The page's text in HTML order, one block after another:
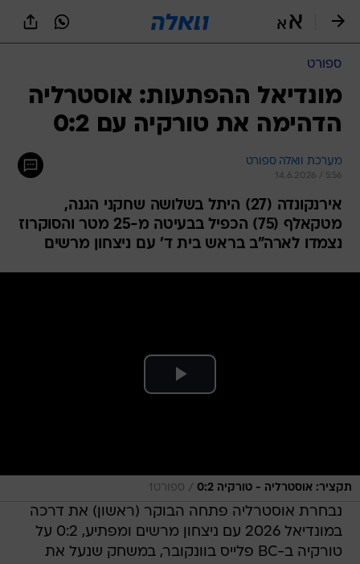
ספורט
מונדיאל ההפתעות: אוסטרליה
הדהימה את טורקיה עם 0:2
מערכת וואלה ספורט
14.6.2026 / 5:56
אירנקונדה (27) היתל בשלושה שחקני הגנה,
מטקאלף (75) הכפיל בבעיטה מ-25 מטר והסוקרוז
נצמדו לארה"ב בראש בית ד' עם ניצחון מרשים
תקציר: אוסטרליה - טורקיה 0:2 / ספורט1
נבחרת אוסטרליה פתחה הבוקר (ראשון) את דרכה
במונדיאל 2026 עם ניצחון מרשים ומפתיע, 0:2 על
טורקיה ב-BC פלייס בוונקובר, במשחק שנעל את